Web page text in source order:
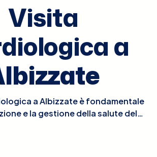
Visita
a
a Albizzate è fondamentale
e la gestione della salute del
la visita, il cardiologo effettuerà un